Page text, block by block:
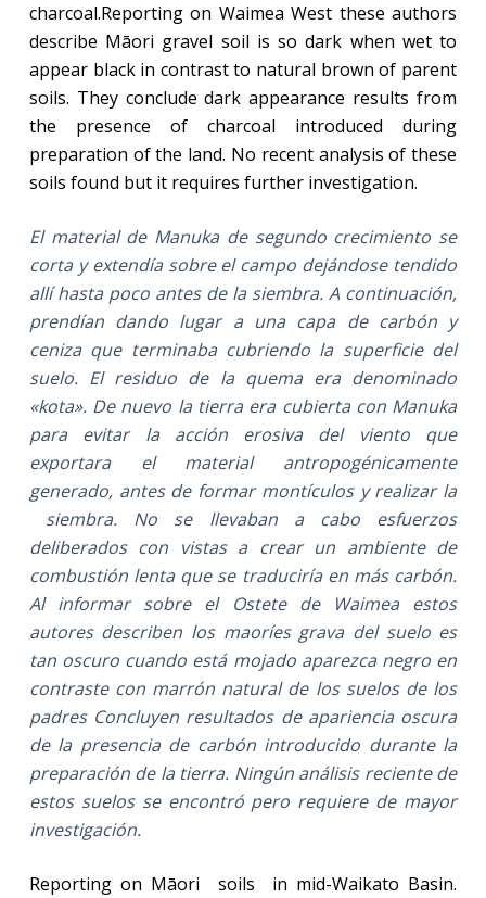
charcoal.Reporting on Waimea West these authors
describe Māori gravel soil is so dark when wet to
appear black in contrast to natural brown of parent
soils. They conclude dark appearance results from
the presence of charcoal introduced during
preparation of the land. No recent analysis of these
soils found but it requires further investigation.
El material de Manuka de segundo crecimiento se
corta y extendía sobre el campo dejándose tendido
allí hasta poco antes de la siembra. A continuación,
prendían dando lugar a una capa de carbón y
ceniza que terminaba cubriendo la superficie del
suelo. El residuo de la quema era denominado
«kota». De nuevo la tierra era cubierta con Manuka
para evitar la acción erosiva del viento que
exportara el material antropogénicamente
generado, antes de formar montículos y realizar la
siembra. No se llevaban a cabo esfuerzos
deliberados con vistas a crear un ambiente de
combustión lenta que se traduciría en más carbón.
Al informar sobre el Ostete de Waimea estos
autores describen los maoríes grava del suelo es
tan oscuro cuando está mojado aparezca negro en
contraste con marrón natural de los suelos de los
padres Concluyen resultados de apariencia oscura
de la presencia de carbón introducido durante la
preparación de la tierra. Ningún análisis reciente de
estos suelos se encontró pero requiere de mayor
investigación.
Reporting on Māori soils
in mid-Waikato Basin.